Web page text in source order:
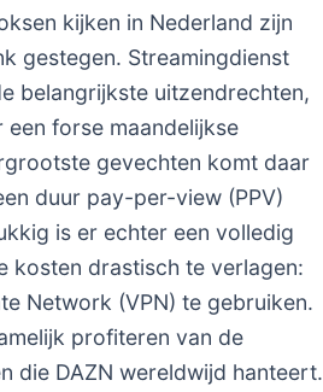
kijken in Nederland zijn
gestegen. Streamingdienst
belangrijkste uitzendrechten,
forse maandelijkse
gevechten komt daar
duur pay-per-view (PPV)
is er echter een volledig
kosten drastisch te verlagen:
Network (VPN) te gebruiken.
profiteren van de
die DAZN wereldwijd hanteert.